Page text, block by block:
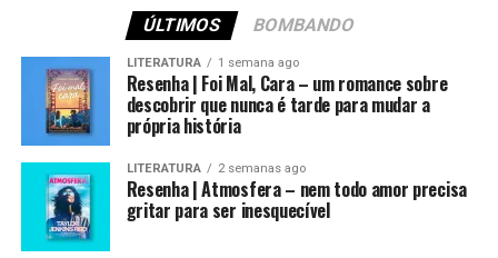
ÚLTIMOS BOMBANDO
LITERATURA 1 semana ago
Resenha | Foi Mal, Cara – um romance sobre
descobrir que nunca é tarde para mudar a
própria história
LITERATURA 2 semanas ago
Resenha | Atmosfera – nem todo amor precisa
gritar para ser inesquecível